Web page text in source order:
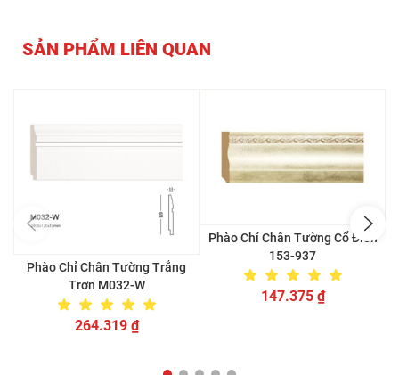
SẢN PHẨM LIÊN QUAN
Phào Chỉ Chân Tường Trắng
Trơn M032-W
264.319 ₫
Phào Chỉ Chân Tường Cổ Điển
153-937
147.375 ₫